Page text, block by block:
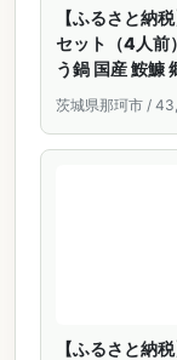
【ふるさと納
セット（4人前
う鍋 国産 鮟鱇
舗 どぶ汁 あん
水産加工 茨城
茨城県那珂市 /
【ふるさと納